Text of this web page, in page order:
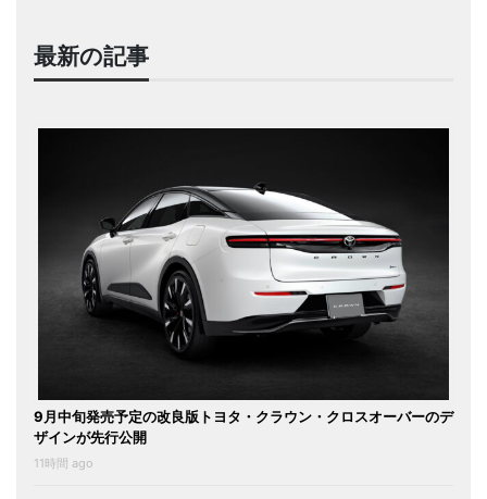
最新の記事
9月中旬発売予定の改良版トヨタ・クラウン・クロスオーバーのデ
ザインが先行公開
11時間 ago